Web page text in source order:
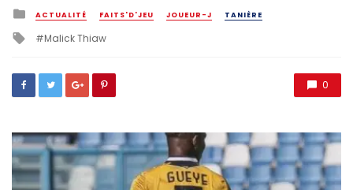
Posted
in
ACTUALITÉ FAITS'D'JEU JOUEUR-J TANIÈRE
Tagged
Malick Thiaw
0